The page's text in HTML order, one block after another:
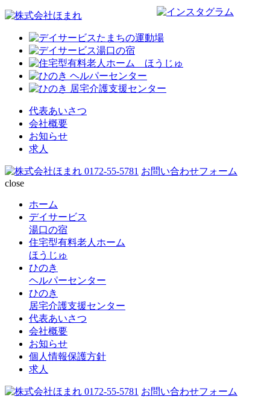
代表あいさつ
会社概要
お知らせ
求人
0172-55-5781 お問い合わせフォーム
close
ホーム
デイサービス
湯口の宿
住宅型有料老人ホーム
ほうじゅ
ひのき
ヘルパーセンター
ひのき
居宅介護支援センター
代表あいさつ
会社概要
お知らせ
個人情報保護方針
求人
0172-55-5781 お問い合わせフォーム